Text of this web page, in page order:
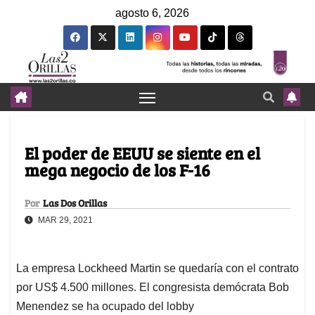
agosto 6, 2026
El poder de EEUU se siente en el
mega negocio de los F-16
Por Las Dos Orillas
MAR 29, 2021
La empresa Lockheed Martin se quedaría con el contrato
por US$ 4.500 millones. El congresista demócrata Bob
Menendez se ha ocupado del lobby